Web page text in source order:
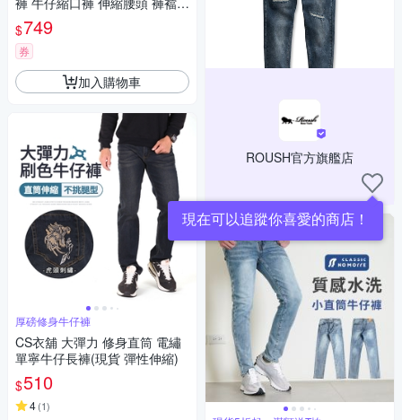
鍊 牛仔褲男 重磅水泥灰 M-2L
台灣現貨 #5702
$749
券
加入購物車
厚磅修身牛仔褲
CS衣舖 大彈力 修身直筒 電繡
單寧牛仔長褲(現貨 彈性伸縮)
$510
4(1)
ROUSH官方旗艦店
現在可以追蹤你喜愛的商店！